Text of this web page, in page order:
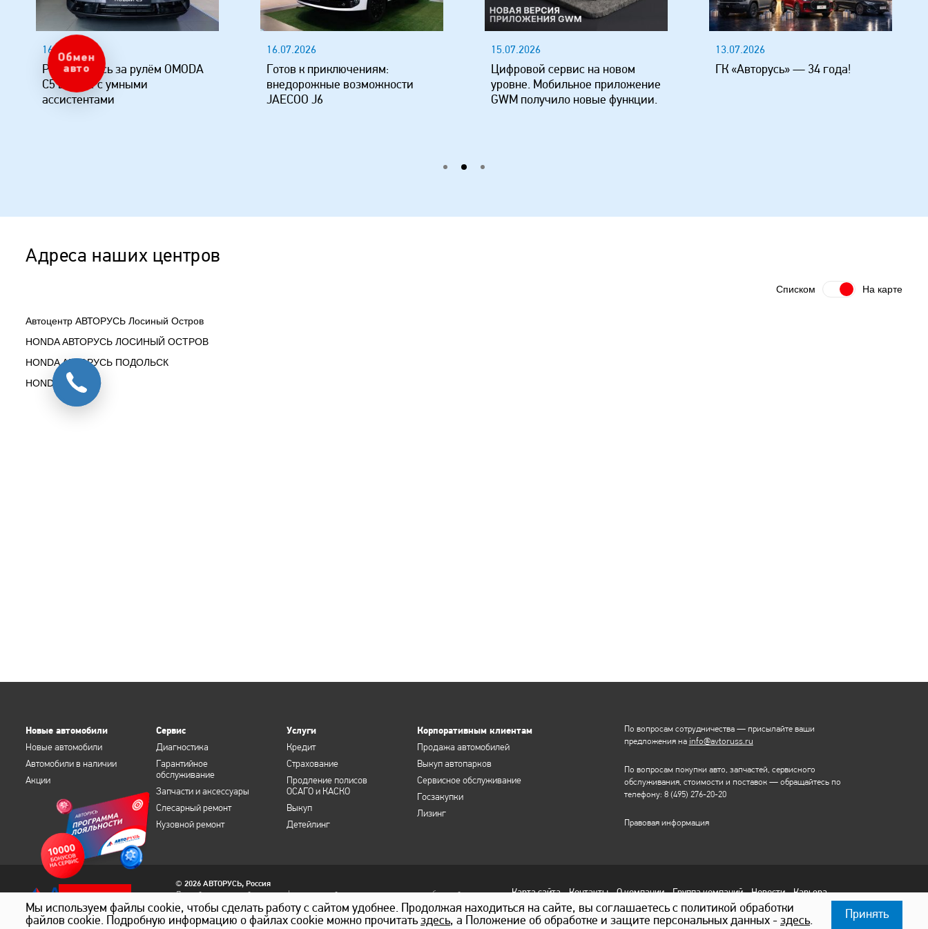
16.07.2026
Расслабьтесь за рулём OMODA
C5 вместе с умными
ассистентами
16.07.2026
Готов к приключениям:
внедорожные возможности
JAECOO J6
15.07.2026
Цифровой сервис на новом
уровне. Мобильное приложение
GWM получило новые функции.
13.07.2026
ГК «Авторусь» — 34 года!
Адреса наших центров
Списком На карте
Автоцентр АВТОРУСЬ Лосиный Остров
HONDA АВТОРУСЬ ЛОСИНЫЙ ОСТРОВ
HONDA АВТОРУСЬ ПОДОЛЬСК
HONDA БУТОВО
Новые автомобили
Новые автомобили
Автомобили в наличии
Акции
Сервис
Диагностика
Гарантийное
обслуживание
Запчасти и аксессуары
Слесарный ремонт
Кузовной ремонт
Услуги
Кредит
Страхование
Продление полисов
ОСАГО и КАСКО
Выкуп
Детейлинг
Корпоративным клиентам
Продажа автомобилей
Выкуп автопарков
Сервисное обслуживание
Госзакупки
Лизинг
По вопросам сотрудничества — присылайте ваши
предложения на info@avtoruss.ru
По вопросам покупки авто, запчастей, сервисного
обслуживания, стоимости и поставок — обращайтесь по
телефону: 8 (495) 276-20-20
Правовая информация
© 2026 АВТОРУСЬ, Россия
Данный интернет-сайт носит информационный характер и не является публичной
офертой, определяемой положениями Статьи 437 ГК РФ. Для получения подробной
информации обращайтесь в официальные дилерские центры АВТОРУСЬ
Карта сайта Контакты О компании Группа компаний Новости Карьера
Забрать
Мы используем файлы cookie, чтобы сделать работу с сайтом удобнее. Продолжая находиться на сайте, вы соглашаетесь с политикой обработки
файлов cookie. Подробную информацию о файлах cookie можно прочитатьздесь, а Положение об обработке и защите персональных данных - здесь. Принять
Обмен
авто